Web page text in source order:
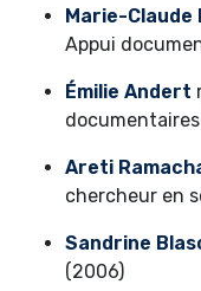
Marie-Claude
Appui
Émilie Andert
Areti
chercheur en
Sandrine
(2006)